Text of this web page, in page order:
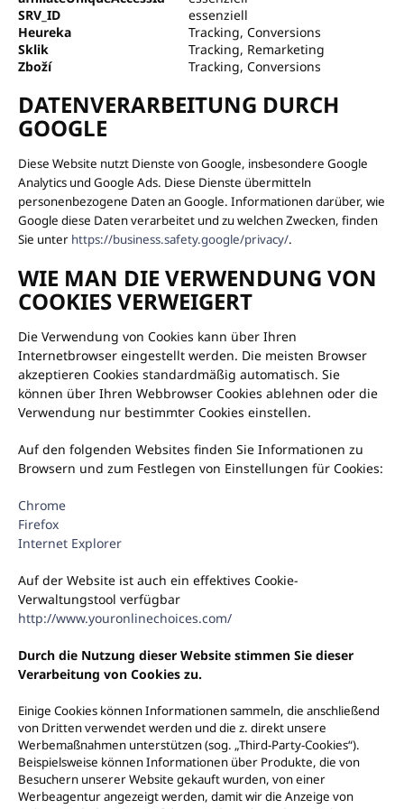
SRV_ID
essenziell
Heureka
Tracking, Conversions
Sklik
Tracking, Remarketing
Zboží
Tracking, Conversions
DATENVERARBEITUNG DURCH
GOOGLE
Diese Website nutzt Dienste von Google, insbesondere Google
Analytics und Google Ads. Diese Dienste übermitteln
personenbezogene Daten an Google. Informationen darüber, wie
Google diese Daten verarbeitet und zu welchen Zwecken, finden
Sie unter https://business.safety.google/privacy/.
WIE MAN DIE VERWENDUNG VON
COOKIES VERWEIGERT
Die Verwendung von Cookies kann über Ihren
Internetbrowser eingestellt werden. Die meisten Browser
akzeptieren Cookies standardmäßig automatisch. Sie
können über Ihren Webbrowser Cookies ablehnen oder die
Verwendung nur bestimmter Cookies einstellen.
Auf den folgenden Websites finden Sie Informationen zu
Browsern und zum Festlegen von Einstellungen für Cookies:
Chrome
Firefox
Internet Explorer
Auf der Website ist auch ein effektives Cookie-
Verwaltungstool verfügbar
http://www.youronlinechoices.com/
Durch die Nutzung dieser Website stimmen Sie dieser
Verarbeitung von Cookies zu.
Einige Cookies können Informationen sammeln, die anschließend
von Dritten verwendet werden und die z. direkt unsere
Werbemaßnahmen unterstützen (sog. „Third-Party-Cookies“).
Beispielsweise können Informationen über Produkte, die von
Besuchern unserer Website gekauft wurden, von einer
Werbeagentur angezeigt werden, damit wir die Anzeige von